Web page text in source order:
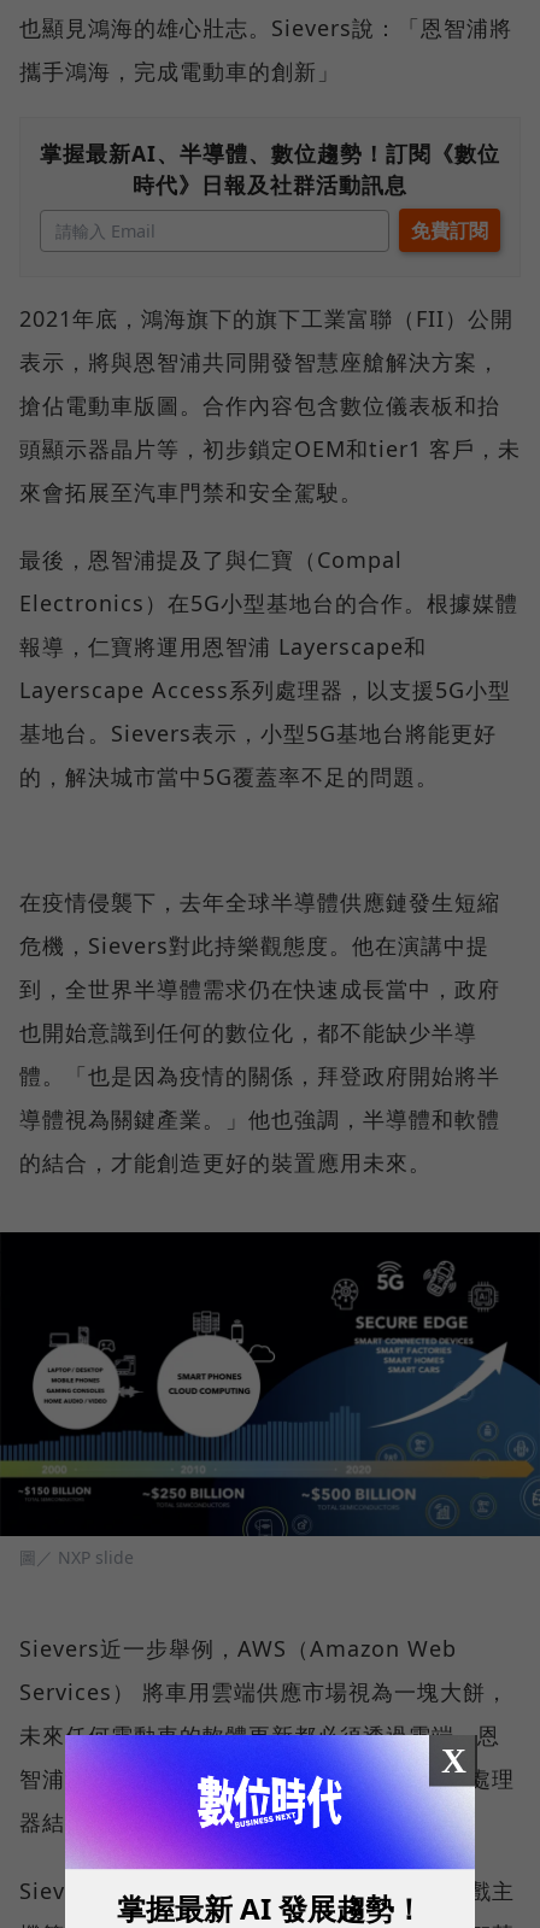
也顯見鴻海的雄心壯志。Sievers說：「恩智浦將
攜手鴻海，完成電動車的創新」
掌握最新AI、半導體、數位趨勢！訂閱《數位
時代》日報及社群活動訊息
2021年底，鴻海旗下的旗下工業富聯（FII）公開
表示，將與恩智浦共同開發智慧座艙解決方案，
搶佔電動車版圖。合作內容包含數位儀表板和抬
頭顯示器晶片等，初步鎖定OEM和tier1 客戶，未
來會拓展至汽車門禁和安全駕駛。
最後，恩智浦提及了與仁寶（Compal
Electronics）在5G小型基地台的合作。根據媒體
報導，仁寶將運用恩智浦 Layerscape和
Layerscape Access系列處理器，以支援5G小型
基地台。Sievers表示，小型5G基地台將能更好
的，解決城市當中5G覆蓋率不足的問題。
在疫情侵襲下，去年全球半導體供應鏈發生短縮
危機，Sievers對此持樂觀態度。他在演講中提
到，全世界半導體需求仍在快速成長當中，政府
也開始意識到任何的數位化，都不能缺少半導
體。「也是因為疫情的關係，拜登政府開始將半
導體視為關鍵產業。」他也強調，半導體和軟體
的結合，才能創造更好的裝置應用未來。
圖／ NXP slide
Sievers近一步舉例，AWS（Amazon Web
Services） 將車用雲端供應市場視為一塊大餅，
未來任何電動車的軟體更新都必須透過雲端。恩
智浦將AWS邊緣和雲端服務與S32G車用網路處理
器結合，軟硬整合的方式替恩智浦帶來增長。
Siever補充，在2000至2010年時，電腦、遊戲主
X
掌握最新 AI 發展趨勢！